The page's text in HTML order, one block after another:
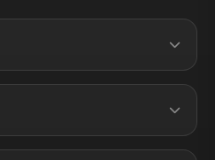
Terms &